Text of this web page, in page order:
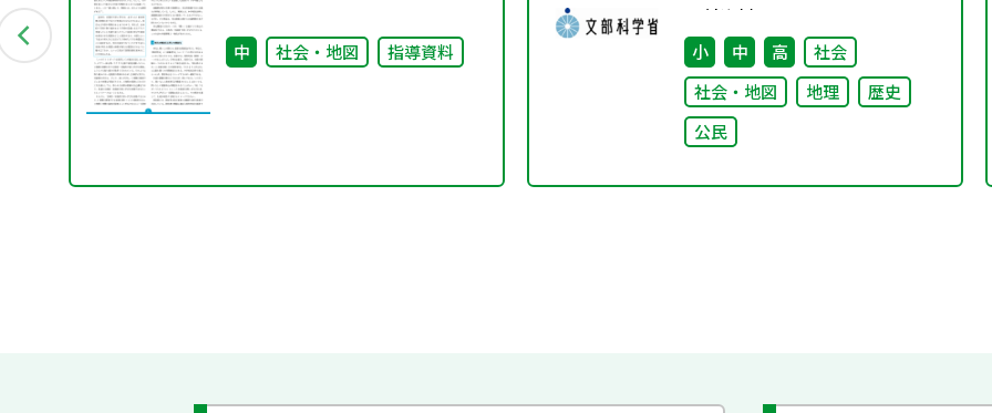
中 社会・地図 指導資料
配付資料
小 中 高
社会
社会・地図
地理
歴史
公民